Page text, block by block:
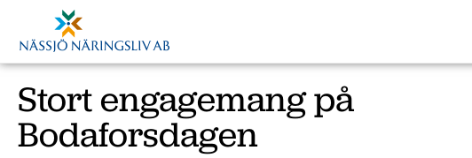
Stort engagemang på
Bodaforsdagen